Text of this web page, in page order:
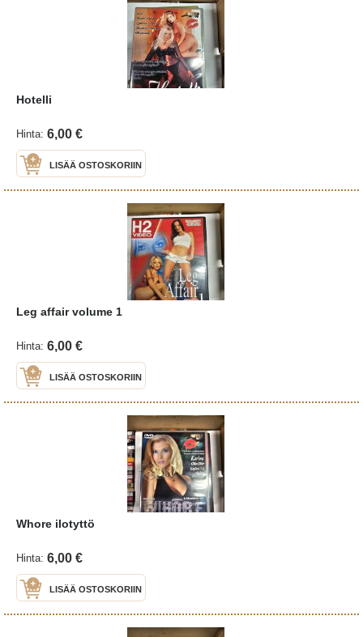
Hotelli
Hinta: 6,00 €
LISÄÄ OSTOSKORIIN
Leg affair volume 1
Hinta: 6,00 €
LISÄÄ OSTOSKORIIN
Whore ilotyttö
Hinta: 6,00 €
LISÄÄ OSTOSKORIIN